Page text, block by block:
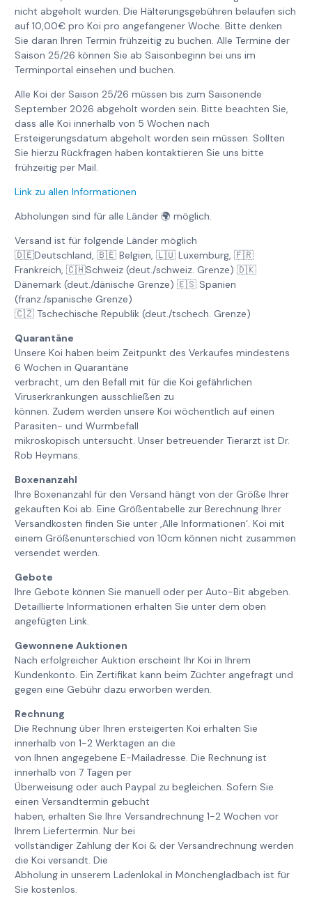
nicht abgeholt wurden. Die Hälterungsgebühren belaufen sich
auf 10,00€ pro Koi pro angefangener Woche. Bitte denken
Sie daran Ihren Termin frühzeitig zu buchen. Alle Termine der
Saison 25/26 können Sie ab Saisonbeginn bei uns im
Terminportal einsehen und buchen.
Alle Koi der Saison 25/26 müssen bis zum Saisonende
September 2026 abgeholt worden sein. Bitte beachten Sie,
dass alle Koi innerhalb von 5 Wochen nach
Ersteigerungsdatum abgeholt worden sein müssen. Sollten
Sie hierzu Rückfragen haben kontaktieren Sie uns bitte
frühzeitig per Mail.
Link zu allen Informationen
Abholungen sind für alle Länder 🌍 möglich.
Versand ist für folgende Länder möglich
🇩🇪Deutschland, 🇧🇪 Belgien, 🇱🇺 Luxemburg, 🇫🇷
Frankreich, 🇨🇭Schweiz (deut./schweiz. Grenze) 🇩🇰
Dänemark (deut./dänische Grenze) 🇪🇸 Spanien
(franz./spanische Grenze)
🇨🇿 Tschechische Republik (deut./tschech. Grenze)
Quarantäne
Unsere Koi haben beim Zeitpunkt des Verkaufes mindestens
6 Wochen in Quarantäne
verbracht, um den Befall mit für die Koi gefährlichen
Viruserkrankungen ausschließen zu
können. Zudem werden unsere Koi wöchentlich auf einen
Parasiten- und Wurmbefall
mikroskopisch untersucht. Unser betreuender Tierarzt ist Dr.
Rob Heymans.
Boxenanzahl
Ihre Boxenanzahl für den Versand hängt von der Größe Ihrer
gekauften Koi ab. Eine Größentabelle zur Berechnung Ihrer
Versandkosten finden Sie unter ‚Alle Informationen‘. Koi mit
einem Größenunterschied von 10cm können nicht zusammen
versendet werden.
Gebote
Ihre Gebote können Sie manuell oder per Auto-Bit abgeben.
Detaillierte Informationen erhalten Sie unter dem oben
angefügten Link.
Gewonnene Auktionen
Nach erfolgreicher Auktion erscheint Ihr Koi in Ihrem
Kundenkonto. Ein Zertifikat kann beim Züchter angefragt und
gegen eine Gebühr dazu erworben werden.
Rechnung
Die Rechnung über Ihren ersteigerten Koi erhalten Sie
innerhalb von 1-2 Werktagen an die
von Ihnen angegebene E-Mailadresse. Die Rechnung ist
innerhalb von 7 Tagen per
Überweisung oder auch Paypal zu begleichen. Sofern Sie
einen Versandtermin gebucht
haben, erhalten Sie Ihre Versandrechnung 1-2 Wochen vor
Ihrem Liefertermin. Nur bei
vollständiger Zahlung der Koi & der Versandrechnung werden
die Koi versandt. Die
Abholung in unserem Ladenlokal in Mönchengladbach ist für
Sie kostenlos.